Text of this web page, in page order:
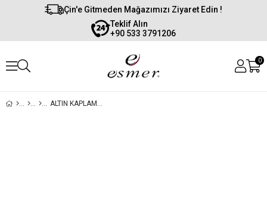
Çin'e Gitmeden Mağazımızı Ziyaret Edin !
Teklif Alın
+90 533 3791206
0
ALTIN KAPLAMA PIRINÇ CAM MINELI BONCUK 8X15 MM (50 AD)